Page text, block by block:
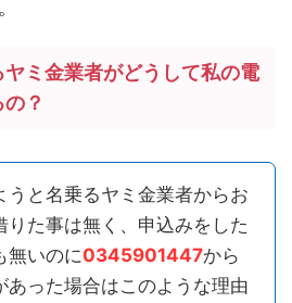
ミ金業者がどうして私の電
？
うと名乗るヤミ金業者からお
りた事は無く、申込みをした
無いのに0345901447から
あった場合はこのような理由